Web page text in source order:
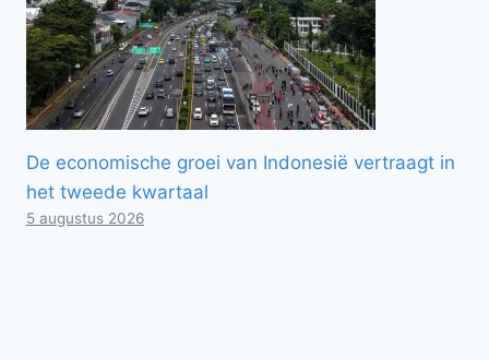
De economische groei van Indonesië vertraagt ​​in
het tweede kwartaal
5 augustus 2026